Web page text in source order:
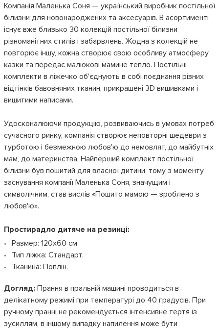
Компанія Маленька Соня — український виробник постільної
білизни для новонароджених та аксесуарів. В асортименті
існує вже близько 30 колекцій постільної білизни
різноманітних стилів і забарвлень. Жодна з колекцій не
повторює іншу, кожна створює свою особливу атмосферу
казки та передає малюкові мамине тепло. Постільні
комплекти в ліжечко об'єднують в собі поєднання різних
відтінків бавовняних тканин, прикрашені 3D вишивками і
вишитими написами.
Удосконалюючи продукцію, розвиваючись в умовах потреб
сучасного ринку, компанія створює неповторні шедеври з
турботою і безмежною любов'ю до немовлят, до майбутніх
мам, до материнства. Найперший комплект постільної
білизни був пошитий для власної дитини, тому з моменту
заснування компанії Маленька Соня, значущим і
символічним, став вислів «Пошито мамою — зроблено з
любов'ю».
Простирадло дитяче на резинці:
Размер: 120х60 см.
Тип ліжка: Стандарт.
Тканина: Поплін.
Догляд: Прання в пральній машині проводиться в
делікатному режимі при температурі до 40 градусів. При
ручному пранні не рекомендується інтенсивне тертя із
зусиллям, в іншому випадку напилення може бути